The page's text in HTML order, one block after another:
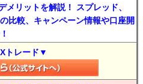
リットを解説！ スプレッド、
比較、キャンペーン情報や口座開
トレード▼